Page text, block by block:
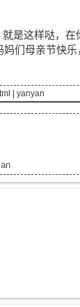
是这样哒，
们母亲节快乐
| yanyan